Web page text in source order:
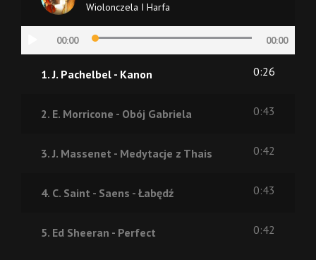
Wiolonczela I Harfa
Odtwarzacz
plików
dźwiękowych
00:00 00:00
1. J. Pachelbel - Kanon 0:26
2. E. Morricone - Obój Gabriela 0:43
3. J. Massenet - Medytacje z Thais 0:42
4. C. Saint - Saens - Łabędź 0:43
5. Ed Sheeran - Perfect 0:42